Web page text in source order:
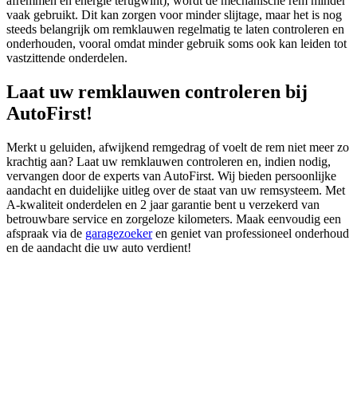
vaak gebruikt. Dit kan zorgen voor minder slijtage, maar het is nog
steeds belangrijk om remklauwen regelmatig te laten controleren en
onderhouden, vooral omdat minder gebruik soms ook kan leiden tot
vastzittende onderdelen.
Laat uw remklauwen controleren bij
AutoFirst!
Merkt u geluiden, afwijkend remgedrag of voelt de rem niet meer zo
krachtig aan? Laat uw remklauwen controleren en, indien nodig,
vervangen door de experts van AutoFirst. Wij bieden persoonlijke
aandacht en duidelijke uitleg over de staat van uw remsysteem. Met
A-kwaliteit onderdelen en 2 jaar garantie bent u verzekerd van
betrouwbare service en zorgeloze kilometers. Maak eenvoudig een
afspraak via de garagezoekeren geniet van professioneel onderhoud
en de aandacht die uw auto verdient!